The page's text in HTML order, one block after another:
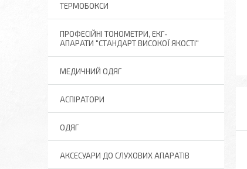
ТЕРМОБОКСИ
ПРОФЕСІЙНІ ТОНОМЕТРИ, ЕКГ-
АПАРАТИ "СТАНДАРТ ВИСОКОЇ ЯКОСТІ"
МЕДИЧНИЙ ОДЯГ
АСПІРАТОРИ
ОДЯГ
АКСЕСУАРИ ДО СЛУХОВИХ АПАРАТІВ